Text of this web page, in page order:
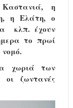
η
η Ελάτη, ο
κλπ. έχουν
το πρωί
νομό.
χωριά των
ζωντανές